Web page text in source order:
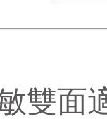
雙面